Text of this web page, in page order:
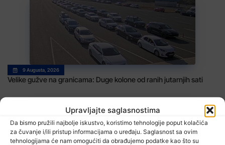
Upravljajte saglasnostima
Da bismo pružili najbolje iskustvo, koristimo tehnologije poput kolačića
za čuvanje i/ili pristup informacijama o uređaju. Saglasnost sa ovim
tehnologijama će nam omogućiti da obrađujemo podatke kao što su
9 Augusta, 2026
Velike gužve na granicama: Duge kolone od ranih jutarnjih sati